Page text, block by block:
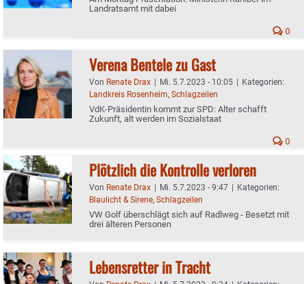
Landratsamt mit dabei
0
Verena Bentele zu Gast
Von Renate Drax | Mi. 5.7.2023 - 10:05 | Kategorien:
Landkreis Rosenheim, Schlagzeilen
VdK-Präsidentin kommt zur SPD: Alter schafft
Zukunft, alt werden im Sozialstaat
0
Plötzlich die Kontrolle verloren
Von Renate Drax | Mi. 5.7.2023 - 9:47 | Kategorien:
Blaulicht & Sirene, Schlagzeilen
VW Golf überschlägt sich auf Radlweg - Besetzt mit
drei älteren Personen
Lebensretter in Tracht